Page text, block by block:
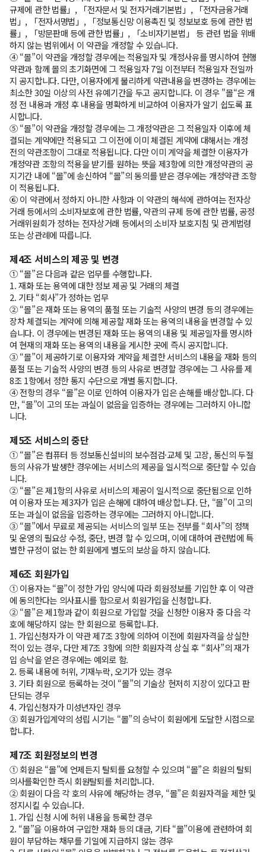
규제에 관한 법률」, 「전자문서 및 전자거래기본법」, 「전자금융거래
법」, 「전자서명법」, 「정보통신망 이용촉진 및 정보보호 등에 관한 법
률」, 「방문판매 등에 관한 법률」, 「소비자기본법」 등 관련 법을 위배
하지 않는 범위에서 이 약관을 개정할 수 있습니다.
④ “몰”이 약관을 개정할 경우에는 적용일자 및 개정사유를 명시하여 현행
약관과 함께 몰의 초기화면에 그 적용일자 7일 이전부터 적용일자 전일까
지 공지합니다. 다만, 이용자에게 불리하게 약관내용을 변경하는 경우에는
최소한 30일 이상의 사전 유예기간을 두고 공지합니다. 이 경우 "몰“은 개
정 전 내용과 개정 후 내용을 명확하게 비교하여 이용자가 알기 쉽도록 표
시합니다.
⑤ “몰”이 약관을 개정할 경우에는 그 개정약관은 그 적용일자 이후에 체
결되는 계약에만 적용되고 그 이전에 이미 체결된 계약에 대해서는 개정
전의 약관조항이 그대로 적용됩니다. 다만 이미 계약을 체결한 이용자가
개정약관 조항의 적용을 받기를 원하는 뜻을 제3항에 의한 개정약관의 공
지기간 내에 “몰”에 송신하여 “몰”의 동의를 받은 경우에는 개정약관 조항
이 적용됩니다.
⑥ 이 약관에서 정하지 아니한 사항과 이 약관의 해석에 관하여는 전자상
거래 등에서의 소비자보호에 관한 법률, 약관의 규제 등에 관한 법률, 공정
거래위원회가 정하는 전자상거래 등에서의 소비자 보호지침 및 관계법령
또는 상관례에 따릅니다.
제4조 서비스의 제공 및 변경
① “몰”은 다음과 같은 업무를 수행합니다.
1. 재화 또는 용역에 대한 정보 제공 및 거래의 체결
2. 기타 “회사”가 정하는 업무
② “몰”은 재화 또는 용역의 품절 또는 기술적 사양의 변경 등의 경우에는
장차 체결되는 계약에 의해 제공할 재화 또는 용역의 내용을 변경할 수 있
습니다. 이 경우에는 변경된 재화 또는 용역의 내용 및 제공일자를 명시하
여 현재의 재화 또는 용역의 내용을 게시한 곳에 즉시 공지합니다.
③ “몰”이 제공하기로 이용자와 계약을 체결한 서비스의 내용을 재화 등의
품절 또는 기술적 사양의 변경 등의 사유로 변경할 경우에는 그 사유를 제
8조 1항에서 정한 통지 수단으로 개별 통지합니다.
④ 전항의 경우 “몰”은 이로 인하여 이용자가 입은 손해를 배상합니다. 다
만, “몰”이 고의 또는 과실이 없음을 입증하는 경우에는 그러하지 아니합
니다.
제5조 서비스의 중단
① “몰”은 컴퓨터 등 정보통신설비의 보수점검·교체 및 고장, 통신의 두절
등의 사유가 발생한 경우에는 서비스의 제공을 일시적으로 중단할 수 있습
니다.
② “몰”은 제1항의 사유로 서비스의 제공이 일시적으로 중단됨으로 인하
여 이용자 또는 제3자가 입은 손해에 대하여 배상합니다. 단, “몰”이 고의
또는 과실이 없음을 입증하는 경우에는 그러하지 아니합니다.
③ “몰”에서 무료로 제공되는 서비스의 일부 또는 전부를 “회사”의 정책
및 운영의 필요상 수정, 중단, 변경 할 수 있으며, 이에 대하여 관련법에 특
별한 규정이 없는 한 회원에게 별도의 보상을 하지 않습니다.
제6조 회원가입
① 이용자는 “몰”이 정한 가입 양식에 따라 회원정보를 기입한 후 이 약관
에 동의한다는 의사표시를 함으로서 회원가입을 신청합니다.
② “몰”은 제1항과 같이 회원으로 가입할 것을 신청한 이용자 중 다음 각
호에 해당하지 않는 한 회원으로 등록합니다.
1. 가입신청자가 이 약관 제7조 3항에 의하여 이전에 회원자격을 상실한
적이 있는 경우, 다만 제7조 3항에 의한 회원자격 상실 후 “회사”의 재가
입 승낙을 얻은 경우에는 예외로 함.
2. 등록 내용에 허위, 기재누락, 오기가 있는 경우
3. 기타 회원으로 등록하는 것이 “몰”의 기술상 현저히 지장이 있다고 판
단되는 경우
4. 가입신청자가 미성년자인 경우
③ 회원가입계약의 성립 시기는 “몰”의 승낙이 회원에게 도달한 시점으로
합니다.
제7조 회원정보의 변경
① 회원은 “몰”에 언제든지 탈퇴를 요청할 수 있으며 “몰”은 회원의 탈퇴
의사를확인한 즉시 회원탈퇴를 처리합니다.
② 회원이 다음 각 호의 사유에 해당하는 경우, “몰”은 회원자격을 제한 및
정지시킬 수 있습니다.
1. 가입 신청 시에 허위 내용을 등록한 경우
2. “몰”을 이용하여 구입한 재화 등의 대금, 기타 “몰”이용에 관련하여 회
원이 부담하는 채무를 기일에 지급하지 않는 경우